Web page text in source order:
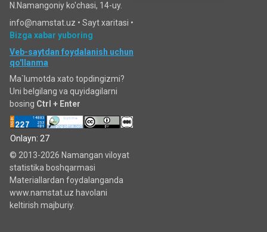
N.Namangoniy ko'chasi, 14-uy.
info@namstat.uz • Sayt xaritasi •
Bizga xabar yuboring
Veb-saytdan foydalanish uchun
qo'llanma
Ma`lumotda xato topdingizmi?
Uni belgilang va quyidagilarni
bosing Ctrl + Enter
Onlayn: 27
© 2013-2026 Namangan viloyat
statistika boshqarmasi
Materiallardan foydalanganda
www.namstat.uz havolani
keltirish majburiy.